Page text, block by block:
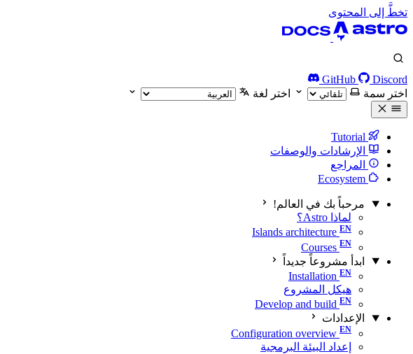
تخطَّ إلى المحتوى
GitHub
Discord
اختر سمة
اختر لغة
الإرشادات والوصفات
المراجع
مرحباً بك في العالم!
لماذا Astro؟
Islands architecture
Courses
ابدأ مشروعاً جديداً
Installation
هيكل المشروع
Develop and build
الإعدادات
Configuration overview
إعداد البيئة البرمجية